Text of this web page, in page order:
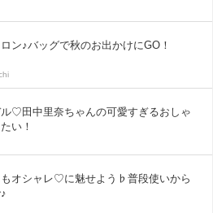
ン♪バッグで秋のお出かけにGO！
♡田中里奈ちゃんの可愛すぎるおしゃ
い！
オシャレ♡に魅せよう♭普段使いから